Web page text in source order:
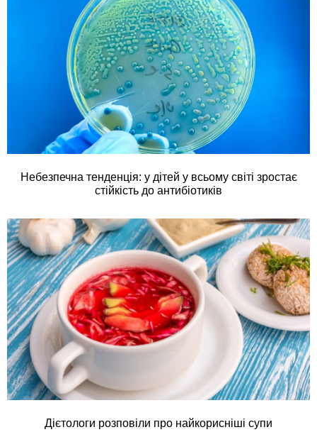
Небезпечна тенденція: у дітей у всьому світі зростає
стійкість до антибіотиків
Дієтологи розповіли про найкорисніші супи